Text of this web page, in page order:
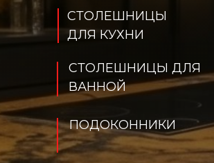
СТОЛЕШНИЦЫ
ДЛЯ КУХНИ
СТОЛЕШНИЦЫ ДЛЯ
ВАННОЙ
ПОДОКОННИКИ